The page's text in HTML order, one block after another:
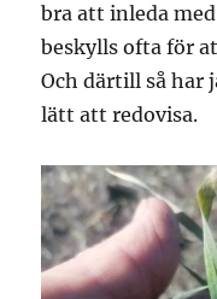
bra att inleda
beskylls ofta för
Och därtill så har
lätt att redovisa.